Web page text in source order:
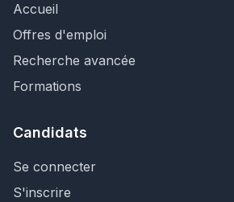
Accueil
Offres d'emploi
Recherche avancée
Formations
Candidats
Se connecter
S'inscrire